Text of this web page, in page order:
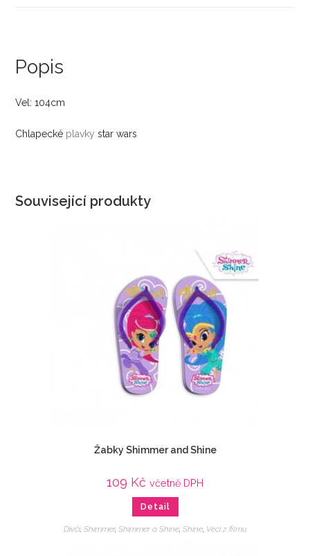
Popis
Vel: 104cm
Chlapecké plavky star wars
Související produkty
Žabky Shimmer and Shine
109 Kč včetně DPH
Detail
Dívčí, Shimmer, Shimmer a Shine, Shine, Veci z filmu